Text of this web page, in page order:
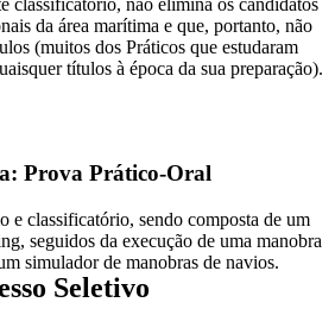
classificatório, não elimina os candidatos
da área marítima e que, portanto, não
(muitos dos Práticos que estudaram
títulos à época da sua preparação).
Prova Prático-Oral
e classificatório, sendo composta de um
seguidos da execução de uma manobra
simulador de manobras de navios.
Seletivo